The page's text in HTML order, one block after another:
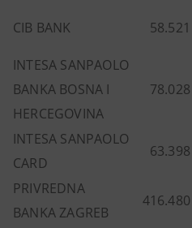
CIB BANK 58.521
INTESA SANPAOLO
BANKA BOSNA I
HERCEGOVINA
78.028
INTESA SANPAOLO
CARD
63.398
PRIVREDNA
BANKA ZAGREB
416.480